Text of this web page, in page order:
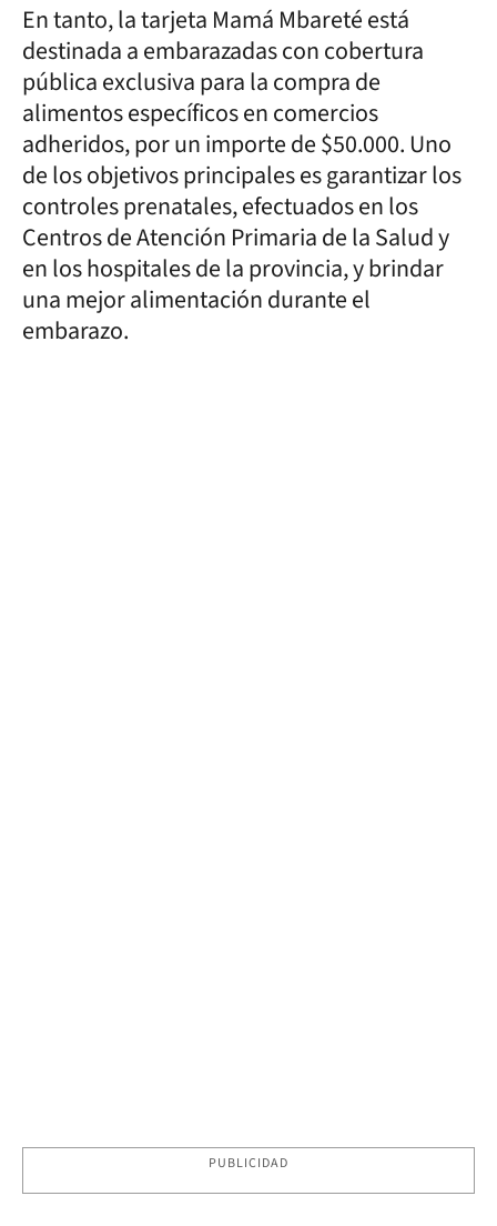
En tanto, la tarjeta Mamá Mbareté está
destinada a embarazadas con cobertura
pública exclusiva para la compra de
alimentos específicos en comercios
adheridos, por un importe de $50.000. Uno
de los objetivos principales es garantizar los
controles prenatales, efectuados en los
Centros de Atención Primaria de la Salud y
en los hospitales de la provincia, y brindar
una mejor alimentación durante el
embarazo.
PUBLICIDAD